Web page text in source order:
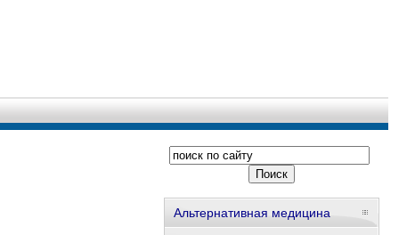
Альтернативная медицина